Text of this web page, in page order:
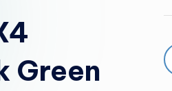
Green